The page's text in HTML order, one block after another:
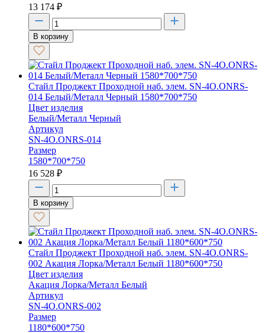
13 174 ₽
В корзину
Стайл Проджект Проходной наб. элем. SN-4O.ONRS-
014 Белый/Металл Черный 1580*700*750
Цвет изделия
Белый/Металл Черный
Артикул
SN-4O.ONRS-014
Размер
1580*700*750
16 528 ₽
В корзину
Стайл Проджект Проходной наб. элем. SN-4O.ONRS-
002 Акация Лорка/Металл Белый 1180*600*750
Цвет изделия
Акация Лорка/Металл Белый
Артикул
SN-4O.ONRS-002
Размер
1180*600*750